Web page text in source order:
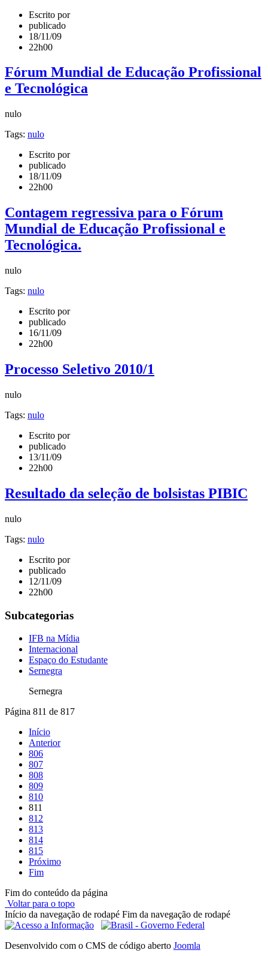
Escrito por
publicado
18/11/09
22h00
Fórum Mundial de Educação Profissional
e Tecnológica
nulo
Tags: nulo
Escrito por
publicado
18/11/09
22h00
Contagem regressiva para o Fórum
Mundial de Educação Profissional e
Tecnológica.
nulo
Tags: nulo
Escrito por
publicado
16/11/09
22h00
Processo Seletivo 2010/1
nulo
Tags: nulo
Escrito por
publicado
13/11/09
22h00
Resultado da seleção de bolsistas PIBIC
nulo
Tags: nulo
Escrito por
publicado
12/11/09
22h00
Subcategorias
IFB na Mídia
Internacional
Espaço do Estudante
Sernegra
Sernegra
Página 811 de 817
Início
Anterior
806
807
808
809
810
811
812
813
814
815
Próximo
Fim
Fim do conteúdo da página
Voltar para o topo
Início da navegação de rodapé Fim da navegação de rodapé
Desenvolvido com o CMS de código aberto Joomla